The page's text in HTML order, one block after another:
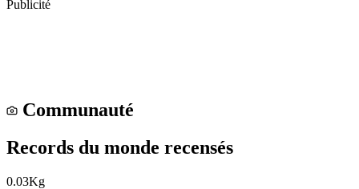
Publicité
Communauté
Records du monde recensés
0.03Kg